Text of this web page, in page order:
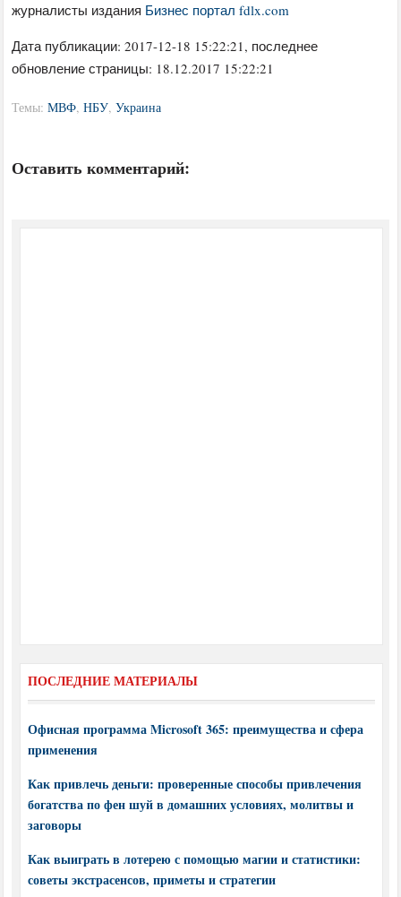
журналисты издания Бизнес портал fdlx.com
Дата публикации:2017-12-18 15:22:21, последнее
обновление страницы: 18.12.2017 15:22:21
Темы:МВФ,НБУ,Украина
Оставить комментарий:
ПОСЛЕДНИЕ МАТЕРИАЛЫ
Офисная программа Microsoft 365: преимущества и сфера
применения
Как привлечь деньги: проверенные способы привлечения
богатства по фен шуй в домашних условиях, молитвы и
заговоры
Как выиграть в лотерею с помощью магии и статистики:
советы экстрасенсов, приметы и стратегии